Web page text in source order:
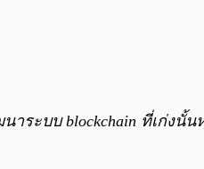
าระบบ blockchain ที่เก่งนั้